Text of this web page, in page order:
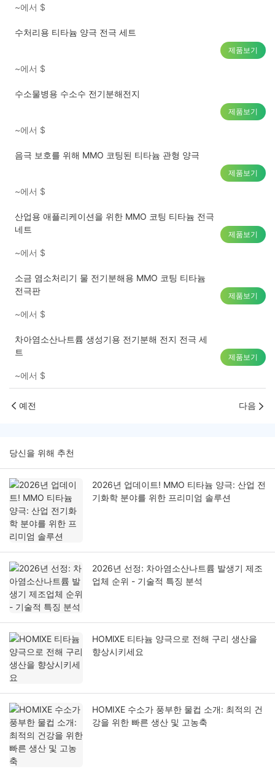
~에서 $
수처리용 티타늄 양극 전극 세트
~에서 $
제품보기
수소물병용 수소수 전기분해전지
~에서 $
제품보기
음극 보호를 위해 MMO 코팅된 티타늄 관형 양극
~에서 $
제품보기
산업용 애플리케이션을 위한 MMO 코팅 티타늄 전극
네트
~에서 $
제품보기
소금 염소처리기 물 전기분해용 MMO 코팅 티타늄
전극판
~에서 $
제품보기
차아염소산나트륨 생성기용 전기분해 전지 전극 세
트
~에서 $
제품보기
예전 다음
당신을 위해 추천
2026년 업데이트! MMO 티타늄 양극: 산업 전
기화학 분야를 위한 프리미엄 솔루션
2026년 선정: 차아염소산나트륨 발생기 제조
업체 순위 - 기술적 특징 분석
HOMlXE 티타늄 양극으로 전해 구리 생산을
향상시키세요
HOMIXE 수소가 풍부한 물컵 소개: 최적의 건
강을 위한 빠른 생산 및 고농축